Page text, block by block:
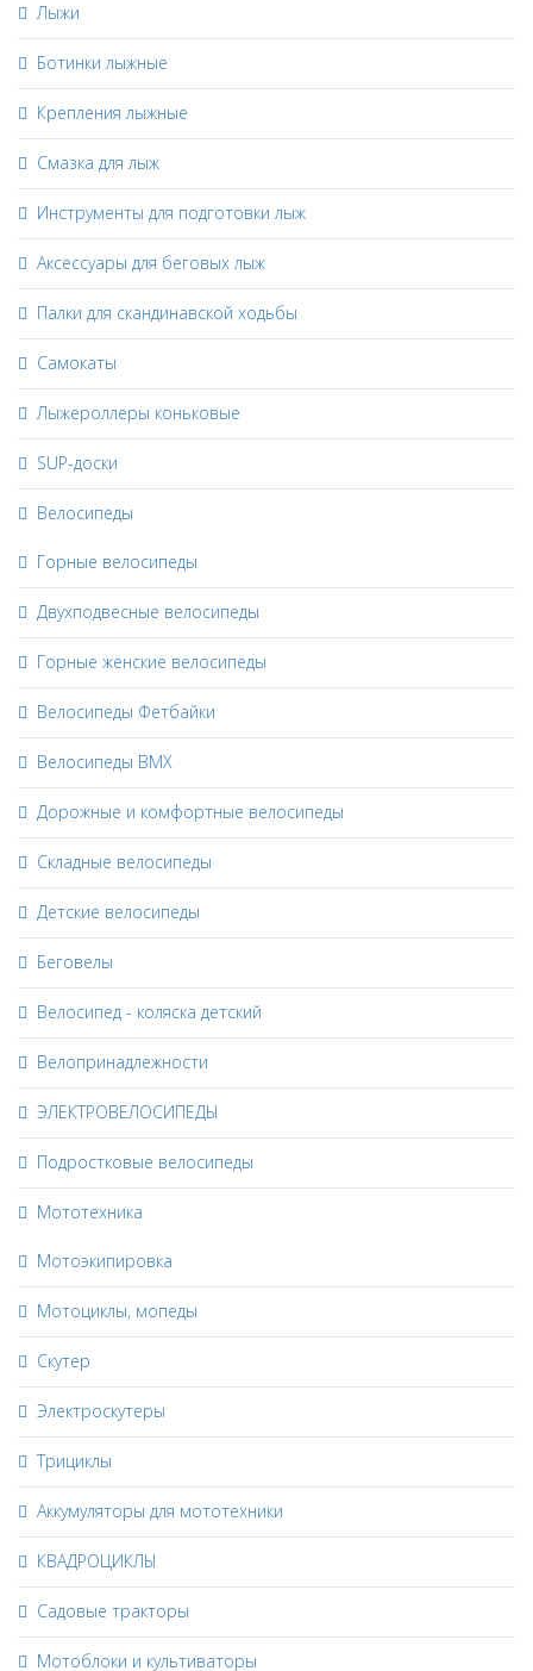
Лыжи
Ботинки лыжные
Крепления лыжные
Смазка для лыж
Инструменты для подготовки лыж
Аксессуары для беговых лыж
Палки для скандинавской ходьбы
Самокаты
Лыжероллеры коньковые
SUP-доски
Велосипеды
Горные велосипеды
Двухподвесные велосипеды
Горные женские велосипеды
Велосипеды Фетбайки
Велосипеды BMX
Дорожные и комфортные велосипеды
Складные велосипеды
Детские велосипеды
Беговелы
Велосипед - коляска детский
Велопринадлежности
ЭЛЕКТРОВЕЛОСИПЕДЫ
Подростковые велосипеды
Мототехника
Мотоэкипировка
Мотоциклы, мопеды
Скутер
Электроскутеры
Трициклы
Аккумуляторы для мототехники
КВАДРОЦИКЛЫ
Садовые тракторы
Мотоблоки и культиваторы